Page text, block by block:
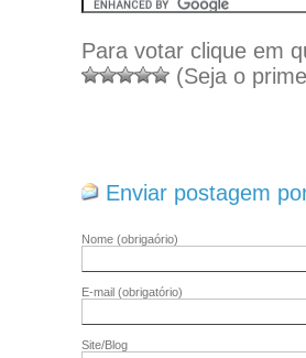
Para votar clique em
(Seja o
Enviar postagem
Nome (obrigaório)
E-mail (obrigatório)
Site/Blog